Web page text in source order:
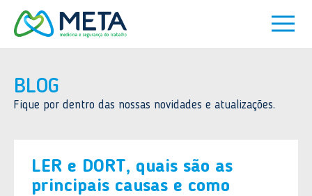
BLOG
Fique por dentro das nossas novidades e atualizações.
LER e DORT, quais são as
principais causas e como